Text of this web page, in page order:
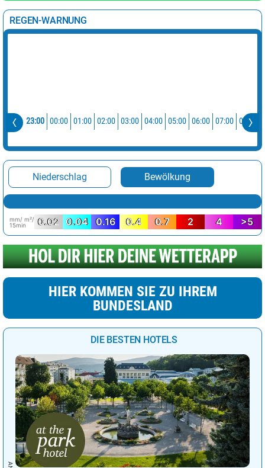
REGEN-WARNUNG
23:00 00:00 01:00 02:00 03:00 04:00 05:00 06:00 07:00 08:00
Niederschlag Bewölkung
mm/ m²/
15min
0.02 0.04 0.16 0.4 0.7 2 4 >5
HIER KOMMEN SIE ZU IHREM
BUNDESLAND
DIE BESTEN HOTELS